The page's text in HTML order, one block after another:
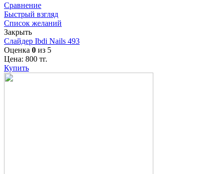
Сравнение
Быстрый взгляд
Список желаний
Закрыть
Слайдер Ibdi Nails 493
Оценка 0 из 5
Цена: 800 тг.
Купить